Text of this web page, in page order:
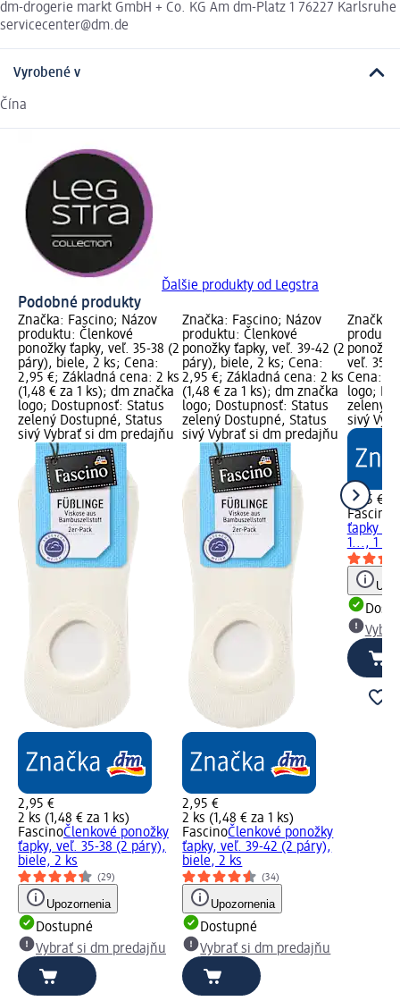
dm-drogerie markt GmbH + Co. KG Am dm-Platz 1 76227 Karlsruhe
servicecenter@dm.de
Vyrobené v
Čína
Ďalšie produkty od Legstra
Podobné produkty
Značka: Fascino; Názov
produktu: Členkové
ponožky ťapky, veľ. 35-38 (2
páry), biele, 2 ks; Cena:
2,95 €; Základná cena: 2 ks
(1,48 € za 1 ks); dm značka
logo; Dostupnosť: Status
zelený Dostupné, Status
sivý Vybrať si dm predajňu
2,95 €
2 ks (1,48 € za 1 ks)
FascinoČlenkové ponožky
ťapky, veľ. 35-38 (2 páry),
biele, 2 ks
(29)
Upozornenia
Dostupné
Vybrať si dm predajňu
Značka: Fascino; Názov
produktu: Členkové
ponožky ťapky, veľ. 39-42 (2
páry), biele, 2 ks; Cena:
2,95 €; Základná cena: 2 ks
(1,48 € za 1 ks); dm značka
logo; Dostupnosť: Status
zelený Dostupné, Status
sivý Vybrať si dm predajňu
2,95 €
2 ks (1,48 € za 1 ks)
FascinoČlenkové ponožky
ťapky, veľ. 39-42 (2 páry),
biele, 2 ks
(34)
Upozornenia
Dostupné
Vybrať si dm predajňu
Značka:
ponožky
veľ. 35-
Cena:
logo;
zelený
sivý
2,45 €
Fascino
ťapky
1..., 1 ks